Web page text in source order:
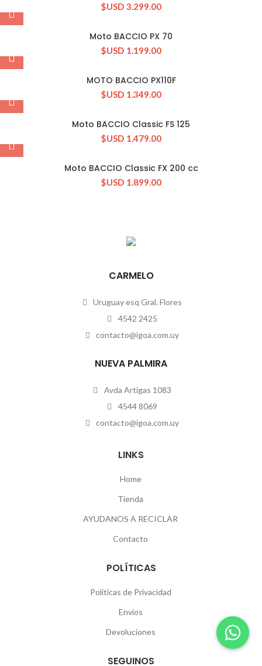
$USD 3.299.00
Moto BACCIO PX 70
$USD 1.199.00
MOTO BACCIO PX110F
$USD 1.349.00
Moto BACCIO Classic FS 125
$USD 1.479.00
Moto BACCIO Classic FX 200 cc
$USD 1.899.00
CARMELO
Uruguay esq Gral. Flores
4542 2425
contacto@igoa.com.uy
NUEVA PALMIRA
Avda Artigas 1083
4544 8069
contacto@igoa.com.uy
LINKS
Home
Tienda
AYUDANOS A RECICLAR
Contacto
POLÍTICAS
Políticas de Privacidad
Envíos
Devoluciones
SEGUINOS